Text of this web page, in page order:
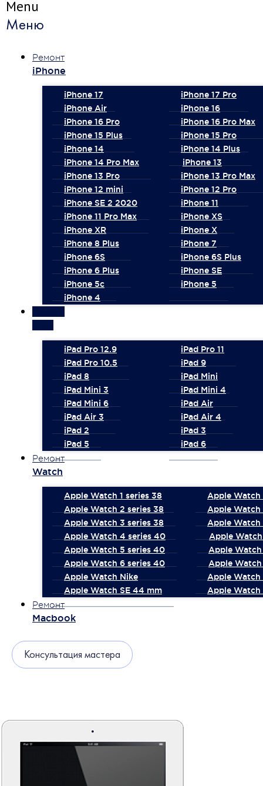
Menu
Меню
Ремонт
iPhone
iPhone 17
iPhone 17 Pro
iPhone Air
iPhone 16
iPhone 16 Pro
iPhone 16 Pro Max
iPhone 15 Plus
iPhone 15 Pro
iPhone 14
iPhone 14 Plus
iPhone 14 Pro Max
iPhone 13
iPhone 13 Pro
iPhone 13 Pro Max
iPhone 12 mini
iPhone 12 Pro
iPhone SE 2 2020
iPhone 11
iPhone 11 Pro Max
iPhone XS
iPhone XR
iPhone X
iPhone 8 Plus
iPhone 7
iPhone 6S
iPhone 6S Plus
iPhone 6 Plus
iPhone SE
iPhone 5c
iPhone 5
iPhone 4
iPad Pro 12.9
iPad Pro 11
iPad Pro 10.5
iPad 9
iPad 8
iPad Mini
iPad Mini 3
iPad Mini 4
iPad Mini 6
iPad Air
iPad Air 3
iPad Air 4
iPad 2
iPad 3
iPad 5
iPad 6
Ремонт
Watch
Apple Watch 1 series 38
Apple Watch
Apple Watch 2 series 38
Apple Watch
Apple Watch 3 series 38
Apple Watch
Apple Watch 4 series 40
Apple
Apple Watch 5 series 40
Apple
Apple Watch 6 series 40
Apple
Apple Watch Nike
Apple Watch
Apple Watch SE 44 mm
Apple Watch
Ремонт
Macbook
Консультация мастера